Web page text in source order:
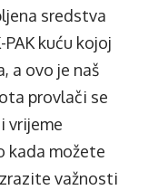
sredstva
kuću kojoj
a ovo je naš
provlači se
vrijeme
kada možete
važnosti